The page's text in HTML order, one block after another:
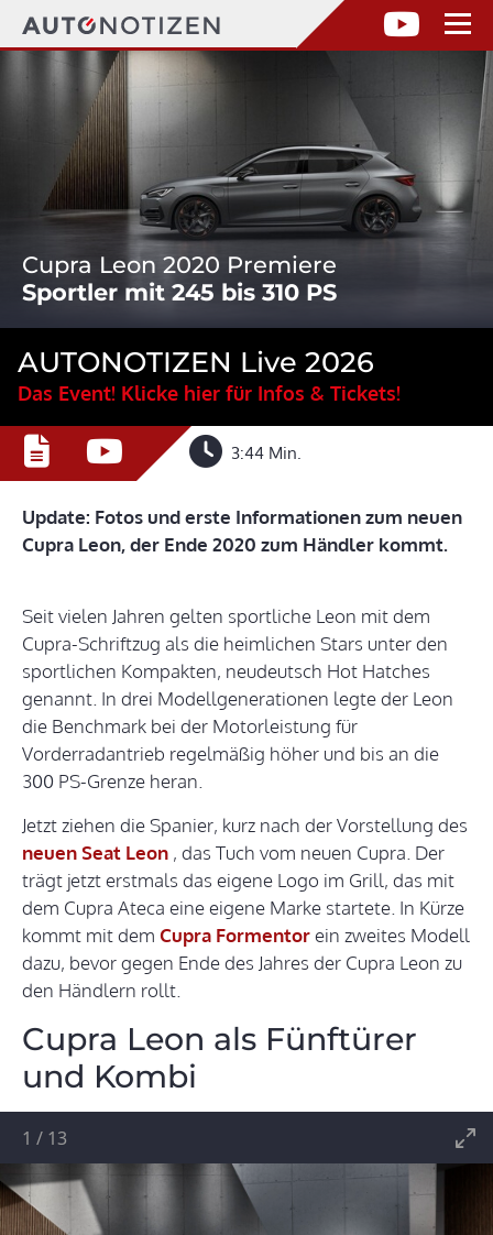
Cupra Leon 2020 Premiere
Sportler mit 245 bis 310 PS
AUTONOTIZEN Live 2026
Das Event! Klicke hier für Infos & Tickets!
3:44 Min.
Update: Fotos und erste Informationen zum neuen
Cupra Leon, der Ende 2020 zum Händler kommt.
Seit vielen Jahren gelten sportliche Leon mit dem
Cupra-Schriftzug als die heimlichen Stars unter den
sportlichen Kompakten, neudeutsch Hot Hatches
genannt. In drei Modellgenerationen legte der Leon
die Benchmark bei der Motorleistung für
Vorderradantrieb regelmäßig höher und bis an die
300 PS-Grenze heran.
Jetzt ziehen die Spanier, kurz nach der Vorstellung des
neuen Seat Leon , das Tuch vom neuen Cupra. Der
trägt jetzt erstmals das eigene Logo im Grill, das mit
dem Cupra Ateca eine eigene Marke startete. In Kürze
kommt mit dem Cupra Formentorein zweites Modell
dazu, bevor gegen Ende des Jahres der Cupra Leon zu
den Händlern rollt.
Cupra Leon als Fünftürer
und Kombi
1 / 13